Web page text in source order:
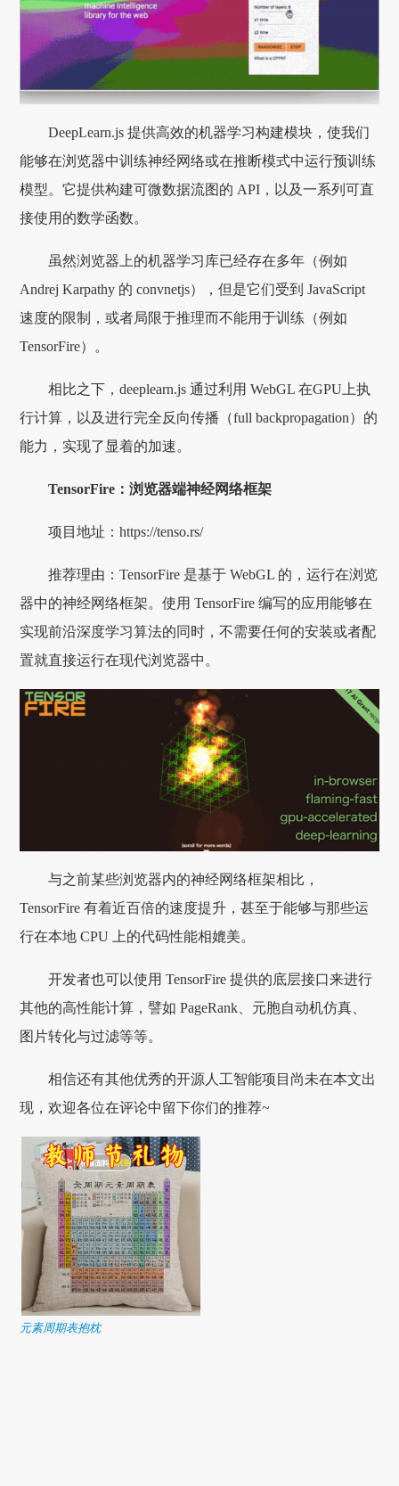
DeepLearn.js 提供高效的机器学习构建模块，使我们
能够在浏览器中训练神经网络或在推断模式中运行预训练
模型。它提供构建可微数据流图的 API，以及一系列可直
接使用的数学函数。
虽然浏览器上的机器学习库已经存在多年（例如
Andrej Karpathy 的 convnetjs），但是它们受到 JavaScript
速度的限制，或者局限于推理而不能用于训练（例如
TensorFire）。
相比之下，deeplearn.js 通过利用 WebGL 在GPU上执
行计算，以及进行完全反向传播（full backpropagation）的
能力，实现了显着的加速。
TensorFire：浏览器端神经网络框架
项目地址：https://tenso.rs/
推荐理由：TensorFire 是基于 WebGL 的，运行在浏览
器中的神经网络框架。使用 TensorFire 编写的应用能够在
实现前沿深度学习算法的同时，不需要任何的安装或者配
置就直接运行在现代浏览器中。
与之前某些浏览器内的神经网络框架相比，
TensorFire 有着近百倍的速度提升，甚至于能够与那些运
行在本地 CPU 上的代码性能相媲美。
开发者也可以使用 TensorFire 提供的底层接口来进行
其他的高性能计算，譬如 PageRank、元胞自动机仿真、
图片转化与过滤等等。
相信还有其他优秀的开源人工智能项目尚未在本文出
现，欢迎各位在评论中留下你们的推荐~
元素周期表抱枕